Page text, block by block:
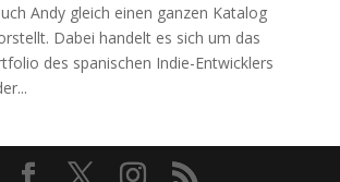
Andy gleich einen ganzen Katalog
Dabei handelt es sich um das
des spanischen Indie-Entwicklers